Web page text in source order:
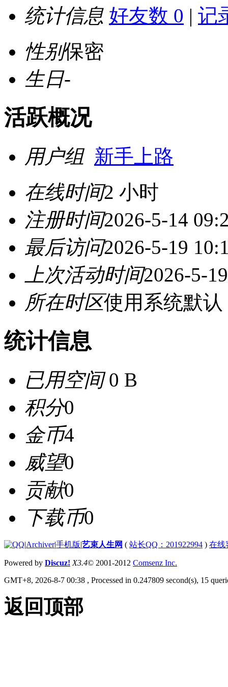
统计信息 好友数 0 | 记
性别保密
生日-
活跃概况
用户组 新手上路
在线时间2 小时
注册时间2026-5-14
最后访问2026-5-19
上次活动时间2026-5-
所在时区使用系统默认
统计信息
已用空间0 B
积分0
金币4
威望0
贡献0
下载币0
|Archiver|手机版|艺束人生网 ( 站长QQ：201922994 ) 在线
Powered by Discuz! X3.4© 2001-2012 Comsenz Inc.
GMT+8, 2026-8-7 00:38 , Processed in 0.247809 second(s), 15
返回顶部